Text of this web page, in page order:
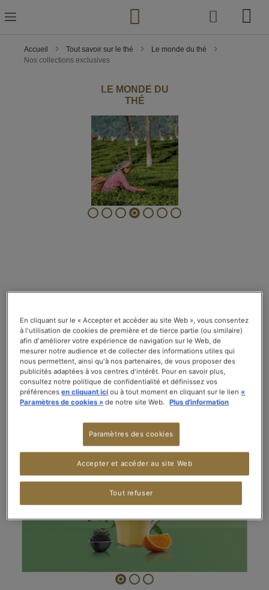
to
Content
Accueil Tout savoir sur le thé
Le monde du thé
Nos collections exclusives
LE MONDE DU
THÉ
Par pure gourmandise ou pour prendre soin de
soi, découvrez nos collections exclusives autour
du Bio, du Bien-être et des mélanges
emblématiques de la Maison de thé KUSMI
TEA.
Collection BIO
En cliquant sur le « Accepter et accéder au site Web », vous consentez
à l'utilisation de cookies de première et de tierce partie (ou similaire)
afin d'améliorer votre expérience de navigation sur le Web, de
mesurer notre audience et de collecter des informations utiles qui
nous permettent, ainsi qu'à nos partenaires, de vous proposer des
publicités adaptées à vos centres d'intérêt. Pour en savoir plus,
consultez notre politique de confidentialité et définissez vos
préférencesen cliquant ici ou à tout moment en cliquant sur le lien«
Paramètres de cookies » de notre site Web. Plus d'information
Paramètres des cookies
Tout refuser
Accepter et accéder au site Web